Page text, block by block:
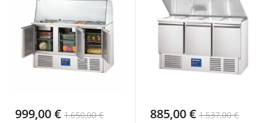
999,00 € 1.650,00 € 885,00 € 1.537,00 €